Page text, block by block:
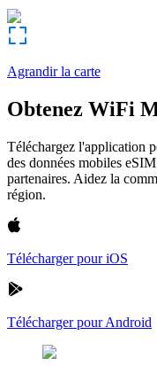
Agrandir la carte
Obtenez WiFi
Téléchargez l'application
des données mobiles
partenaires. Aidez la
région.
Télécharger pour iOS
Télécharger pour Android